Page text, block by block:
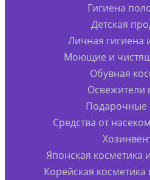
Гигиена
Детская
Личная гигиена
Моющие и
Обувная
Освежители
Подарочные
Средства от
Японская косметика
Корейская